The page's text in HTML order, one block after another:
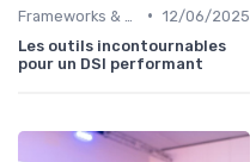
• 12/06/2025
Les outils incontournables
pour un DSI performant